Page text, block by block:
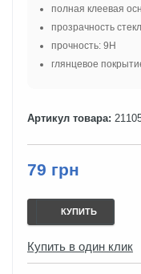
полная клеевая
прозрачность
прочность: 9H
глянцевое
Артикул товара:
79 грн
КУПИТЬ
Купить в один клик